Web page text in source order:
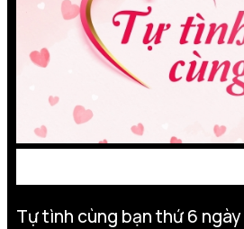
Tự tình cùng bạn thứ 6